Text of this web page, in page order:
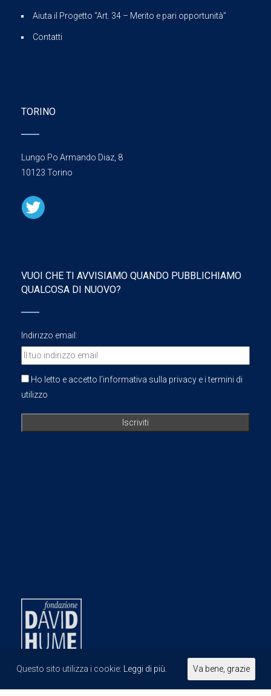
Aiuta il Progetto “Art. 34 – Merito e pari opportunità”
Contatti
TORINO
Lungo Po Armando Diaz, 8
10123 Torino
VUOI CHE TI AVVISIAMO QUANDO PUBBLICHIAMO
QUALCOSA DI NUOVO?
Indirizzo email:
Ho letto e accetto l'informativa sulla privacy e i termini di
utilizzo
Questo sito utilizza i cookie: Leggi di più. Va bene, grazie